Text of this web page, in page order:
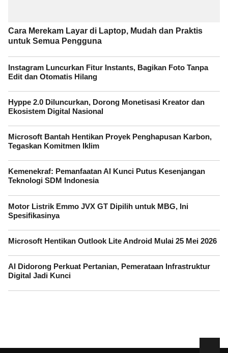
Cara Merekam Layar di Laptop, Mudah dan Praktis
untuk Semua Pengguna
Instagram Luncurkan Fitur Instants, Bagikan Foto Tanpa
Edit dan Otomatis Hilang
Hyppe 2.0 Diluncurkan, Dorong Monetisasi Kreator dan
Ekosistem Digital Nasional
Microsoft Bantah Hentikan Proyek Penghapusan Karbon,
Tegaskan Komitmen Iklim
Kemenekraf: Pemanfaatan AI Kunci Putus Kesenjangan
Teknologi SDM Indonesia
Motor Listrik Emmo JVX GT Dipilih untuk MBG, Ini
Spesifikasinya
Microsoft Hentikan Outlook Lite Android Mulai 25 Mei 2026
AI Didorong Perkuat Pertanian, Pemerataan Infrastruktur
Digital Jadi Kunci